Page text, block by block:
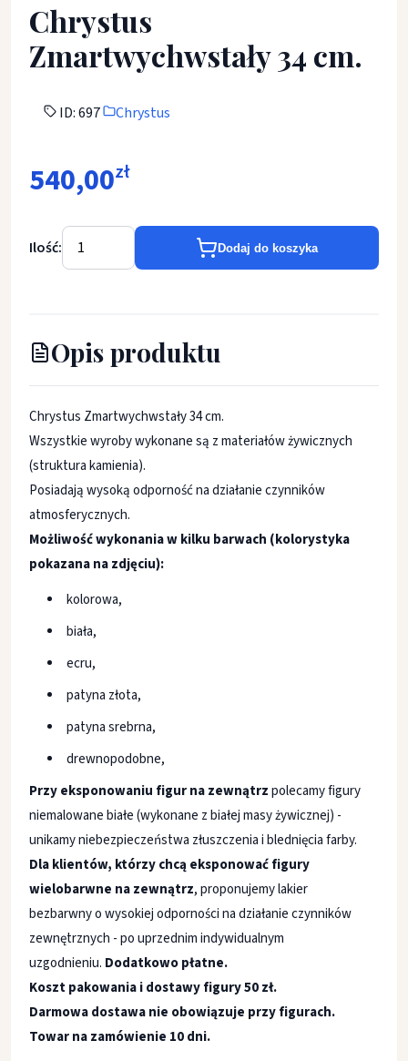
Chrystus
Zmartwychwstały 34 cm.
ID: 697 Chrystus
540,00zł
Ilość: Dodaj do koszyka
Opis produktu
Chrystus Zmartwychwstały 34 cm.
Wszystkie wyroby wykonane są z materiałów żywicznych
(struktura kamienia).
Posiadają wysoką odporność na działanie czynników
atmosferycznych.
Możliwość wykonania w kilku barwach (kolorystyka
pokazana na zdjęciu):
kolorowa,
biała,
ecru,
patyna złota,
patyna srebrna,
drewnopodobne,
Przy eksponowaniu figur na zewnątrzpolecamy figury
niemalowane białe (wykonane z białej masy żywicznej) -
unikamy niebezpieczeństwa złuszczenia i blednięcia farby.
Dla klientów, którzy chcą eksponować figury
wielobarwne na zewnątrz, proponujemy lakier
bezbarwny o wysokiej odporności na działanie czynników
zewnętrznych - po uprzednim indywidualnym
uzgodnieniu. Dodatkowo płatne.
Koszt pakowania i dostawy figury 50 zł.
Darmowa dostawa nie obowiązuje przy figurach.
Towar na zamówienie 10 dni.